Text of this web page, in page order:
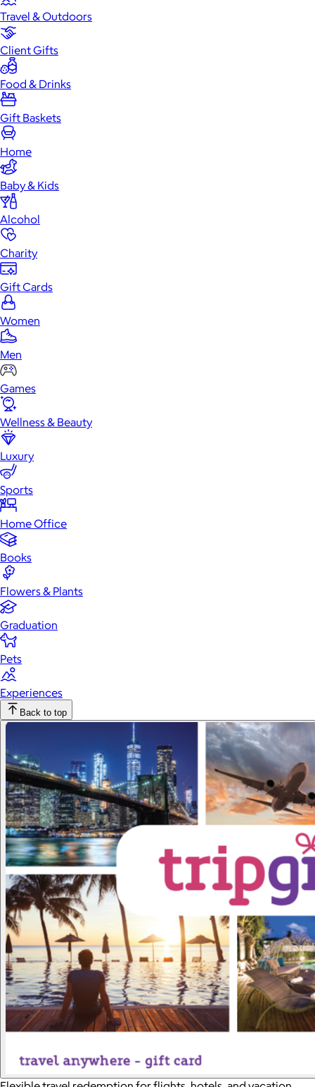
Travel & Outdoors
Client Gifts
Food & Drinks
Gift Baskets
Home
Baby & Kids
Alcohol
Charity
Gift Cards
Women
Men
Games
Wellness & Beauty
Luxury
Sports
Home Office
Books
Flowers & Plants
Graduation
Pets
Experiences
Back to top